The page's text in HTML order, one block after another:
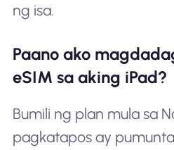
ng isa.
Paano ako
eSIM sa aking iPad?
Bumili ng plan mula sa
pagkatapos ay